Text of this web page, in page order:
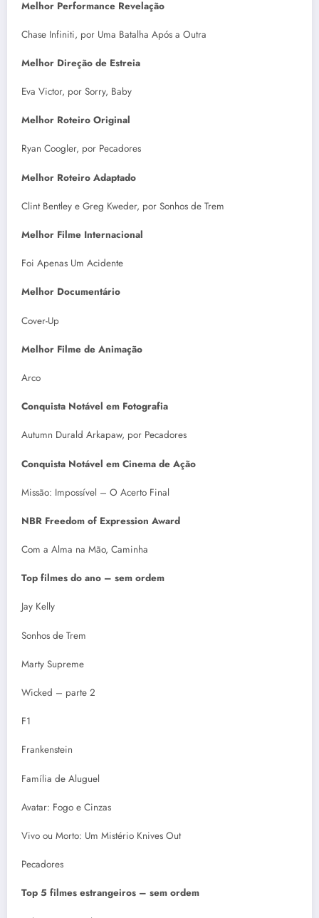
Melhor Performance Revelação
Chase Infiniti, por Uma Batalha Após a Outra
Melhor Direção de Estreia
Eva Victor, por Sorry, Baby
Melhor Roteiro Original
Ryan Coogler, por Pecadores
Melhor Roteiro Adaptado
Clint Bentley e Greg Kweder, por Sonhos de Trem
Melhor Filme Internacional
Foi Apenas Um Acidente
Melhor Documentário
Cover-Up
Melhor Filme de Animação
Arco
Conquista Notável em Fotografia
Autumn Durald Arkapaw, por Pecadores
Conquista Notável em Cinema de Ação
Missão: Impossível – O Acerto Final
NBR Freedom of Expression Award
Com a Alma na Mão, Caminha
Top filmes do ano – sem ordem
Jay Kelly
Sonhos de Trem
Marty Supreme
Wicked – parte 2
F1
Frankenstein
Família de Aluguel
Avatar: Fogo e Cinzas
Vivo ou Morto: Um Mistério Knives Out
Pecadores
Top 5 filmes estrangeiros – sem ordem